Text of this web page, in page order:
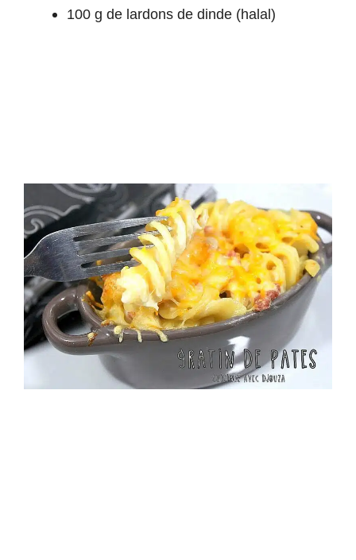
100 g de lardons de dinde (halal)